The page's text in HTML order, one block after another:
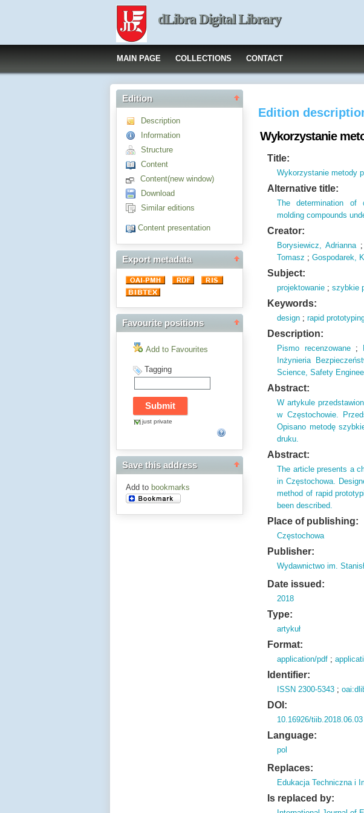
dLibra Digital Library
MAIN PAGE COLLECTIONS CONTACT
Edition
Description
Information
Structure
Content
Content(new window)
Download
Similar editions
Content presentation
Export metadata
Favourite positions
Add to Favourites
Tagging
just private
Save this address
Add to bookmarks
Edition
Wykorzystanie
Title:
Wykorzystanie metody
Alternative title:
The determination of
molding compounds
Creator:
Borysiewicz, Adrianna;
Tomasz ;Gospodarek,
Subject:
projektowanie ;szybkie
Keywords:
design ;rapid
Description:
Pismo recenzowane;
Inżynieria
Science, Safety
Abstract:
W artykule
w Częstochowie.
Opisano metodę
druku.
Abstract:
The article presents a
in Częstochowa.
method of rapid
been described.
Place of publishing:
Częstochowa
Publisher:
Wydawnictwo im.
Date issued:
2018
Type:
artykuł
Format:
application/pdf ;
Identifier:
ISSN 2300-5343 ;
DOI:
10.16926/tiib.2018.06.03
Language:
pol
Replaces:
Edukacja Techniczna i
Is replaced by: